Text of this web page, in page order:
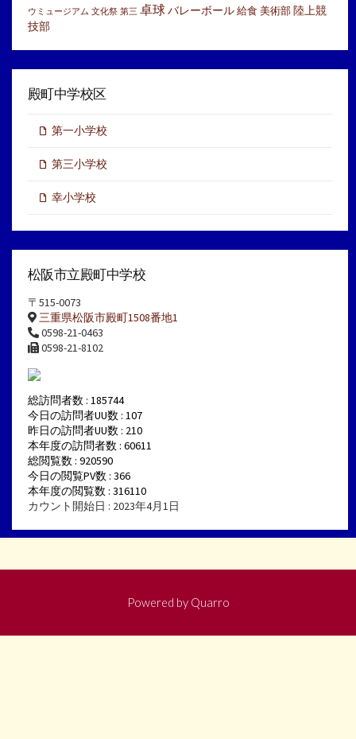
ウミュージアム 文化祭 第三 卓球バレーボール 給食 美術部 陸上競
技部
殿町中学校区
第一小学校
第三小学校
幸小学校
松阪市立殿町中学校
〒515-0073
三重県松阪市殿町1508番地1
0598-21-0463
0598-21-8102
総訪問者数 : 185744
今日の訪問者UU数 : 107
昨日の訪問者UU数 : 210
本年度の訪問者数 : 60611
総閲覧数 : 920590
今日の閲覧PV数 : 366
本年度の閲覧数 : 316110
カウント開始日 : 2023年4月1日
Powered by Quarro